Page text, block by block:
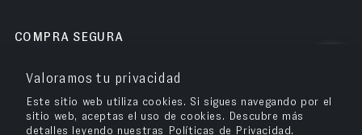
Valoramos tu privacidad
Este sitio web utiliza cookies. Si sigues navegando por el
sitio web, aceptas el uso de cookies. Descubre más
detalles leyendo nuestras Políticas de Privacidad.
COMPRA SEGURA